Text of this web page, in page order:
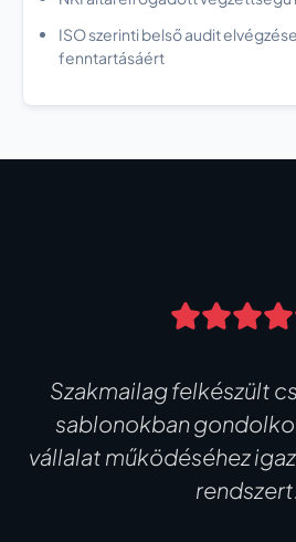
ISO szerinti belső audit
fenntartásáért
Szakmailag felkészült
sablonokban
vállalat működéséhez
rendszert.